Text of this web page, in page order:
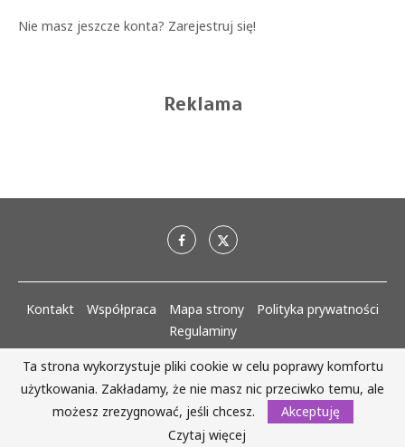
Regulaminy
AlejaKobiet.pl @2020 - 2023 Wszystkie prawa zastrzeżone. | Realizacja:
www.woh.group
WRÓĆ DO GÓRY
Ta strona wykorzystuje pliki cookie w celu poprawy komfortu
użytkowania. Zakładamy, że nie masz nic przeciwko temu, ale
możesz zrezygnować, jeśli chcesz.
Akceptuję
Czytaj więcej